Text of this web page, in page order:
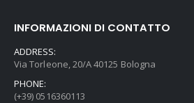
INFORMAZIONI DI CONTATTO
ADDRESS:
Via Torleone, 20/A 40125 Bologna
PHONE:
(+39) 0516360113